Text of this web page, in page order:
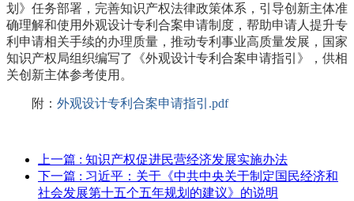
划》任务部署，完善知识产权法律政策体系，引导创新主体准
确理解和使用外观设计专利合案申请制度，帮助申请人提升专
利申请相关手续的办理质量，推动专利事业高质量发展，国家
知识产权局组织编写了《外观设计专利合案申请指引》，供相
关创新主体参考使用。
附： 外观设计专利合案申请指引.pdf
上一篇 : 知识产权促进民营经济发展实施办法
下一篇 : 习近平：关于《中共中央关于制定国民经济和
社会发展第十五个五年规划的建议》的说明